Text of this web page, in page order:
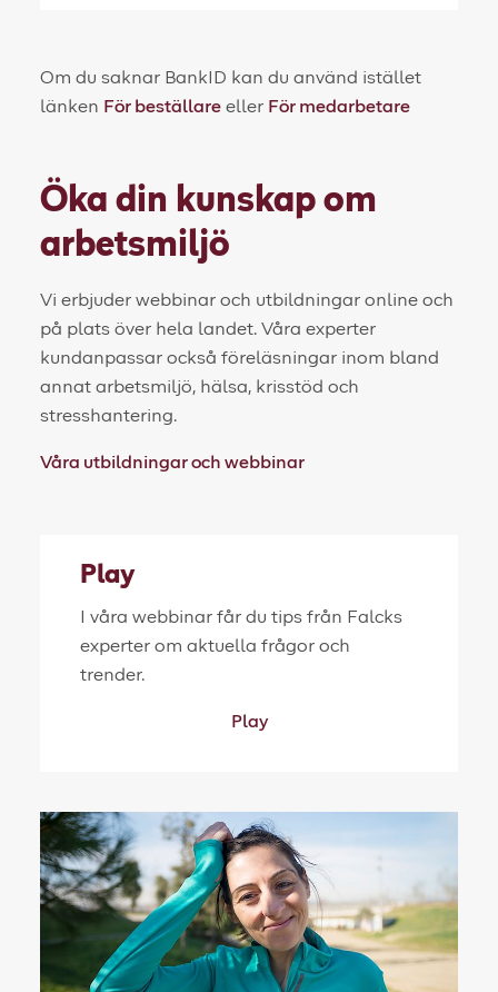
Om du saknar BankID kan du använd istället
länken För beställare eller För medarbetare
Öka din kunskap om
arbetsmiljö
Vi erbjuder webbinar och utbildningar online och
på plats över hela landet. Våra experter
kundanpassar också föreläsningar inom bland
annat arbetsmiljö, hälsa, krisstöd och
stresshantering.
Våra utbildningar och webbinar
Play
I våra webbinar får du tips från Falcks
experter om aktuella frågor och
trender.
Play